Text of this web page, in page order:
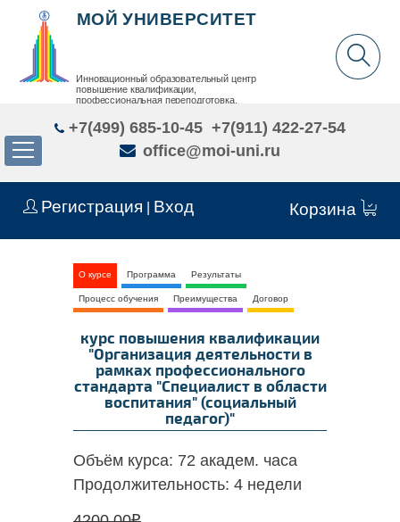
Регистрация Вход Корзина
МОЙ УНИВЕРСИТЕТ
Инновационный образовательный центр
повышение квалификации,
профессиональная переподготовка,
+7(499) 685-10-45 +7(911) 422-27-54
office@moi-uni.ru
О курсе Программа Результаты
Процесс обучения Преимущества Договор
курс повышения квалификации
"Организация деятельности в
рамках профессионального
стандарта "Специалист в области
воспитания" (социальный
педагог)"
Объём курса: 72 академ. часа
Продолжительность: 4 недели